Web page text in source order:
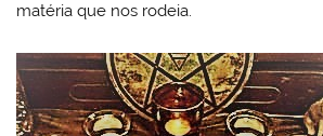
matéria que nos rodeia.